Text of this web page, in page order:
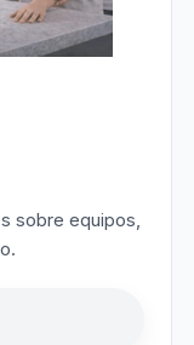
sobre equipos,